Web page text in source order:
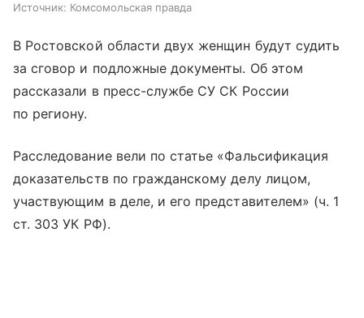
Источник: Комсомольская правда
В Ростовской области двух женщин будут судить
за сговор и подложные документы. Об этом
рассказали в пресс-службе СУ СК России
по региону.
Расследование вели по статье «Фальсификация
доказательств по гражданскому делу лицом,
участвующим в деле, и его представителем» (ч. 1
ст. 303 УК РФ).